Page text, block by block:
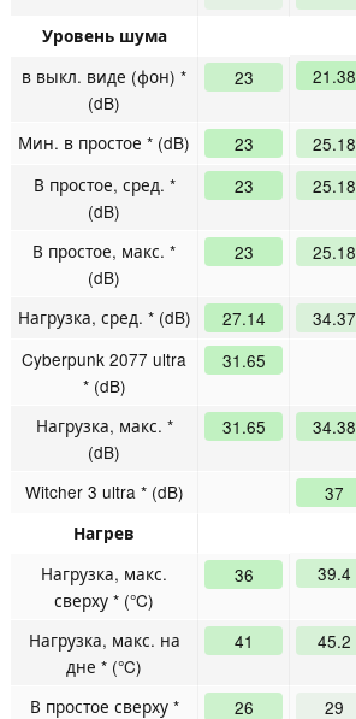
Уровень шума
в выкл. виде (фон) *
(dB)
23 21.38
Мин. в простое * (dB) 23 25.18
В простое, сред. *
(dB)
23 25.18
В простое, макс. *
(dB)
23 25.18
Нагрузка, сред. * (dB) 27.14 34.37
Cyberpunk 2077 ultra
* (dB)
31.65
Нагрузка, макс. *
(dB)
31.65 34.38
Witcher 3 ultra * (dB) 37
Нагрев
Нагрузка, макс.
сверху * (°C)
36 39.4
Нагрузка, макс. на
дне * (°C)
41 45.2
В простое сверху *
26 29